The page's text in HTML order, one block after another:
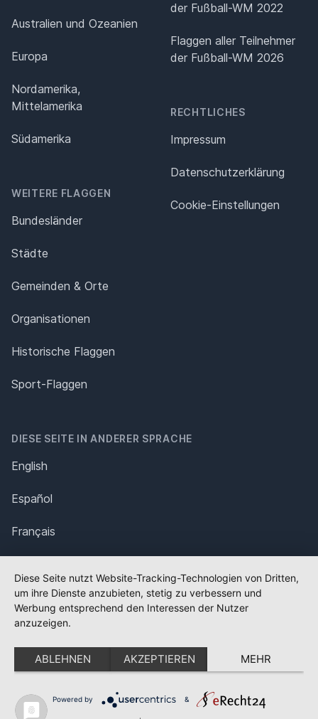
Australien und Ozeanien
Europa
Nordamerika,
Mittelamerika
Südamerika
WEITERE FLAGGEN
Bundesländer
Städte
Gemeinden & Orte
Organisationen
Historische Flaggen
Sport-Flaggen
der Fußball-WM 2022
Flaggen aller Teilnehmer
der Fußball-WM 2026
RECHTLICHES
Impressum
Datenschutz­erklärung
Cookie-Einstellungen
DIESE SEITE IN ANDERER SPRACHE
English
Español
Français
Polska
Português
Nederlands
Svenska
Diese Seite nutzt Website-Tracking-Technologien von Dritten,
um ihre Dienste anzubieten, stetig zu verbessern und
Werbung entsprechend den Interessen der Nutzer
anzuzeigen.
ABLEHNEN AKZEPTIEREN MEHR
Powered by &